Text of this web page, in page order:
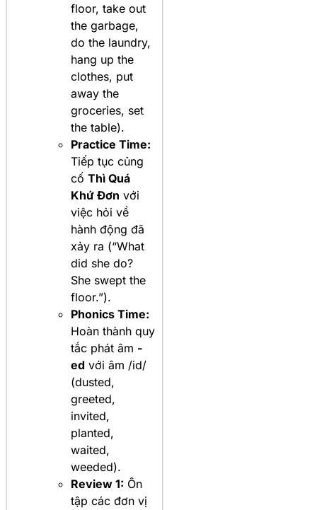
floor, take out
the garbage,
do the laundry,
hang up the
clothes, put
away the
groceries, set
the table).
Practice Time:
Tiếp tục củng
cố Thì Quá
Khứ Đơn với
việc hỏi về
hành động đã
xảy ra (“What
did she do?
She swept the
floor.”).
Phonics Time:
Hoàn thành quy
tắc phát âm -
ed với âm /id/
(dusted,
greeted,
invited,
planted,
waited,
weeded).
Review 1: Ôn
tập các đơn vị